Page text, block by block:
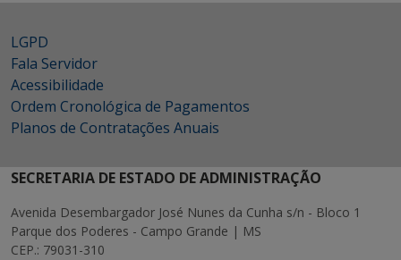
LGPD
Fala Servidor
Acessibilidade
Ordem Cronológica de Pagamentos
Planos de Contratações Anuais
SECRETARIA DE ESTADO DE ADMINISTRAÇÃO
Avenida Desembargador José Nunes da Cunha s/n - Bloco 1
Parque dos Poderes - Campo Grande | MS
CEP.: 79031-310